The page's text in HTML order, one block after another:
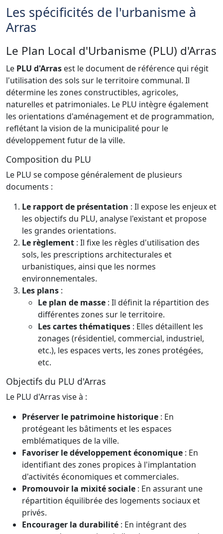
Les spécificités de l'urbanisme à
Arras
Le Plan Local d'Urbanisme (PLU) d'Arras
Le PLU d'Arras est le document de référence qui régit
l'utilisation des sols sur le territoire communal. Il
détermine les zones constructibles, agricoles,
naturelles et patrimoniales. Le PLU intègre également
les orientations d'aménagement et de programmation,
reflétant la vision de la municipalité pour le
développement futur de la ville.
Composition du PLU
Le PLU se compose généralement de plusieurs
documents :
Le rapport de présentation : Il expose les enjeux et
les objectifs du PLU, analyse l'existant et propose
les grandes orientations.
Le règlement : Il fixe les règles d'utilisation des
sols, les prescriptions architecturales et
urbanistiques, ainsi que les normes
environnementales.
Les plans :
Le plan de masse : Il définit la répartition des
différentes zones sur le territoire.
Les cartes thématiques : Elles détaillent les
zonages (résidentiel, commercial, industriel,
etc.), les espaces verts, les zones protégées,
etc.
Objectifs du PLU d'Arras
Le PLU d'Arras vise à :
Préserver le patrimoine historique : En
protégeant les bâtiments et les espaces
emblématiques de la ville.
Favoriser le développement économique : En
identifiant des zones propices à l'implantation
d'activités économiques et commerciales.
Promouvoir la mixité sociale : En assurant une
répartition équilibrée des logements sociaux et
privés.
Encourager la durabilité : En intégrant des